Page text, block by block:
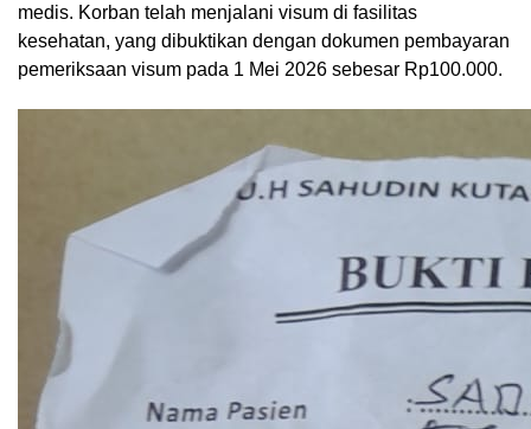
medis. Korban telah menjalani visum di fasilitas
kesehatan, yang dibuktikan dengan dokumen pembayaran
pemeriksaan visum pada 1 Mei 2026 sebesar Rp100.000.